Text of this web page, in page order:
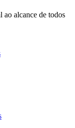
alcance de todos